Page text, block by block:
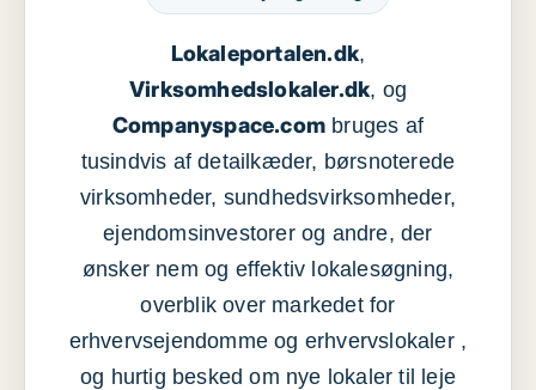
Lokaleportalen.dk,
Virksomhedslokaler.dk, og
Companyspace.com bruges af
tusindvis af detailkæder, børsnoterede
virksomheder, sundhedsvirksomheder,
ejendomsinvestorer og andre, der
ønsker nem og effektiv lokalesøgning,
overblik over markedet for
erhvervsejendomme og erhvervslokaler ,
og hurtig besked om nye lokaler til leje